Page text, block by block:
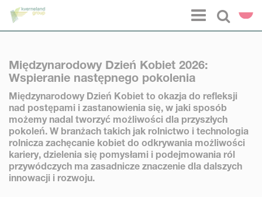
Select
Menu
Międzynarodowy Dzień Kobiet 2026:
Wspieranie następnego pokolenia
Międzynarodowy Dzień Kobiet to okazja do refleksji
nad postępami i zastanowienia się, w jaki sposób
możemy nadal tworzyć możliwości dla przyszłych
pokoleń. W branżach takich jak rolnictwo i technologia
rolnicza zachęcanie kobiet do odkrywania możliwości
kariery, dzielenia się pomysłami i podejmowania ról
przywódczych ma zasadnicze znaczenie dla dalszych
innowacji i rozwoju.
Panel zarządzania plikami cookies